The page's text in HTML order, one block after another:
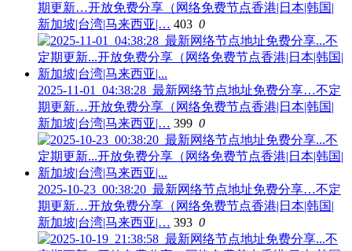
期更新…开放免费分享（网络免费节点香港|日本|韩国|
新加坡|台湾|马来西亚|… 403 0
2025-11-01_04:38:28_最新网络节点地址免费分享…不定
期更新…开放免费分享（网络免费节点香港|日本|韩国|
新加坡|台湾|马来西亚|… 399 0
2025-10-23_00:38:20_最新网络节点地址免费分享…不定
期更新…开放免费分享（网络免费节点香港|日本|韩国|
新加坡|台湾|马来西亚|… 393 0